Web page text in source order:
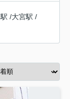
/大宮駅 /